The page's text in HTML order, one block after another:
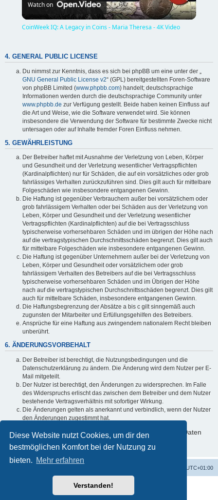
Diese Website nutzt Cookies, um dir den
bestmöglichen Komfort bei der Nutzung zu
bieten. Mehr erfahren
Verstanden!
l
y
V
i
d
e
o
Watch on
CoinWeek IQ: A Legacy in Coins - Maria Theresa - 4K Video
4. GENERAL PUBLIC LICENSE
Du nimmst zur Kenntnis, dass es sich bei phpBB um eine unter der „
GNU General Public License v2“ (GPL) bereitgestellten Foren-Software
von phpBB Limited (www.phpbb.com) handelt; deutschsprachige
Informationen werden durch die deutschsprachige Community unter
www.phpbb.de zur Verfügung gestellt. Beide haben keinen Einfluss auf
die Art und Weise, wie die Software verwendet wird. Sie können
insbesondere die Verwendung der Software für bestimmte Zwecke nicht
untersagen oder auf Inhalte fremder Foren Einfluss nehmen.
5. GEWÄHRLEISTUNG
Der Betreiber haftet mit Ausnahme der Verletzung von Leben, Körper
und Gesundheit und der Verletzung wesentlicher Vertragspflichten
(Kardinalpflichten) nur für Schäden, die auf ein vorsätzliches oder grob
fahrlässiges Verhalten zurückzuführen sind. Dies gilt auch für mittelbare
Folgeschäden wie insbesondere entgangenen Gewinn.
Die Haftung ist gegenüber Verbrauchern außer bei vorsätzlichem oder
grob fahrlässigem Verhalten oder bei Schäden aus der Verletzung von
Leben, Körper und Gesundheit und der Verletzung wesentlicher
Vertragspflichten (Kardinalpflichten) auf die bei Vertragsschluss
typischerweise vorhersehbaren Schäden und im übrigen der Höhe nach
auf die vertragstypischen Durchschnittsschäden begrenzt. Dies gilt auch
für mittelbare Folgeschäden wie insbesondere entgangenen Gewinn.
Die Haftung ist gegenüber Unternehmern außer bei der Verletzung von
Leben, Körper und Gesundheit oder vorsätzlichem oder grob
fahrlässigem Verhalten des Betreibers auf die bei Vertragsschluss
typischerweise vorhersehbaren Schäden und im Übrigen der Höhe
nach auf die vertragstypischen Durchschnittsschäden begrenzt. Dies gilt
auch für mittelbare Schäden, insbesondere entgangenen Gewinn.
Die Haftungsbegrenzung der Absätze a bis c gilt sinngemäß auch
zugunsten der Mitarbeiter und Erfüllungsgehilfen des Betreibers.
Ansprüche für eine Haftung aus zwingendem nationalem Recht bleiben
unberührt.
6. ÄNDERUNGSVORBEHALT
Der Betreiber ist berechtigt, die Nutzungsbedingungen und die
Datenschutzerklärung zu ändern. Die Änderung wird dem Nutzer per E-
Mail mitgeteilt.
Der Nutzer ist berechtigt, den Änderungen zu widersprechen. Im Falle
des Widerspruchs erlischt das zwischen dem Betreiber und dem Nutzer
bestehende Vertragsverhältnis mit sofortiger Wirkung.
Die Änderungen gelten als anerkannt und verbindlich, wenn der Nutzer
den Änderungen zugestimmt hat.
Informationen über den Umgang mit deinen persönlichen Daten
sind in der Datenschutzerklärung enthalten.
UTC+01:00
Powered byphpBB® Forum Software © phpBB Limited
phpBB.de